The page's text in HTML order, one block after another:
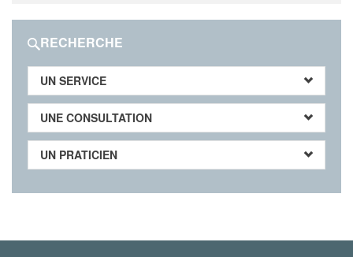
RECHERCHE
UN SERVICE
UNE CONSULTATION
UN PRATICIEN